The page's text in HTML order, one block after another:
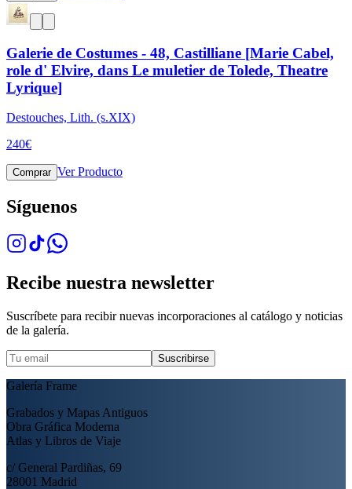
Galerie de Costumes - 48, Castilliane [Marie Cabel,
role d' Elvire, dans Le muletier de Tolede, Theatre
Lyrique]
Destouches, Lith. (s.XIX)
240€
Comprar Ver Producto
Síguenos
Recibe nuestra newsletter
Suscríbete para recibir nuevas incorporaciones al catálogo y noticias
de la galería.
Suscribirse
Galería Frame
Grabados y Mapas Antiguos
Obra Gráfica Moderna
Atlas y Libros de Viaje
c/ General Pardiñas, 69
28001 Madrid